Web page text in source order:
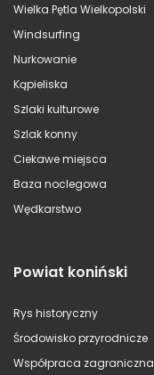
Wielka Pętla Wielkopolski
Windsurfing
Nurkowanie
Kąpieliska
Szlaki kulturowe
Szlak konny
Ciekawe miejsca
Baza noclegowa
Wędkarstwo
Powiat koniński
Rys historyczny
Środowisko przyrodnicze
Współpraca zagraniczna